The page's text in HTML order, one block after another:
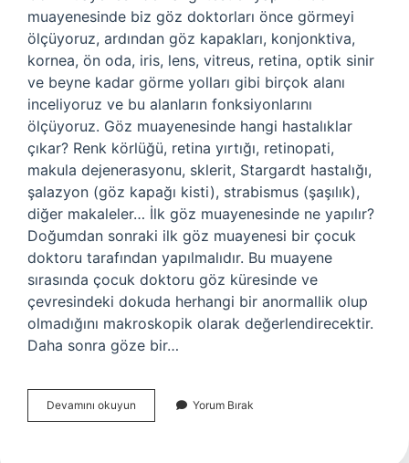
muayenesinde biz göz doktorları önce görmeyi
ölçüyoruz, ardından göz kapakları, konjonktiva,
kornea, ön oda, iris, lens, vitreus, retina, optik sinir
ve beyne kadar görme yolları gibi birçok alanı
inceliyoruz ve bu alanların fonksiyonlarını
ölçüyoruz. Göz muayenesinde hangi hastalıklar
çıkar? Renk körlüğü, retina yırtığı, retinopati,
makula dejenerasyonu, sklerit, Stargardt hastalığı,
şalazyon (göz kapağı kisti), strabismus (şaşılık),
diğer makaleler… İlk göz muayenesinde ne yapılır?
Doğumdan sonraki ilk göz muayenesi bir çocuk
doktoru tarafından yapılmalıdır. Bu muayene
sırasında çocuk doktoru göz küresinde ve
çevresindeki dokuda herhangi bir anormallik olup
olmadığını makroskopik olarak değerlendirecektir.
Daha sonra göze bir…
Devamını okuyun
Muayenesinde
Yorum Bırak